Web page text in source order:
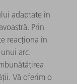
adaptate în
Prin
reacționa în
arc.
Vă oferim o